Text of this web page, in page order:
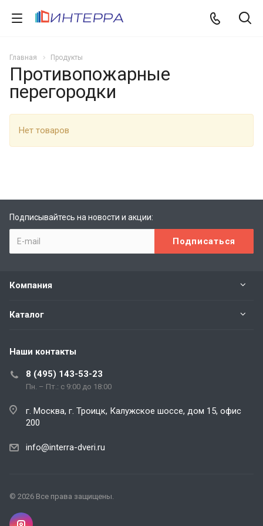
Главная Продукты
Противопожарные
перегородки
Нет товаров
Подписывайтесь на новости и акции:
Компания
Каталог
Наши контакты
8 (495) 143-53-23
Пн. – Пт.: с 9:00 до 18:00
г. Москва, г. Троицк, Калужское шоссе, дом 15, офис
200
info@interra-dveri.ru
© 2026 Все права защищены.